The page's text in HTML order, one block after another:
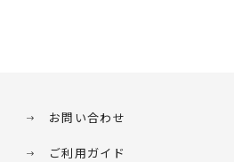
お問い合わせ
ご利用ガイド